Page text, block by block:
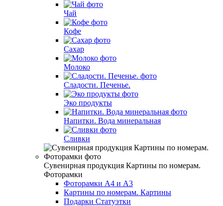
Чай
Кофе
Сахар
Молоко
Сладости. Печенье.
Эко продукты
Напитки. Вода минеральная
Сливки
Сувенирная продукция Картины по номерам.
Фоторамки
Фоторамки А4 и А3
Картины по номерам. Картины
Подарки Статуэтки